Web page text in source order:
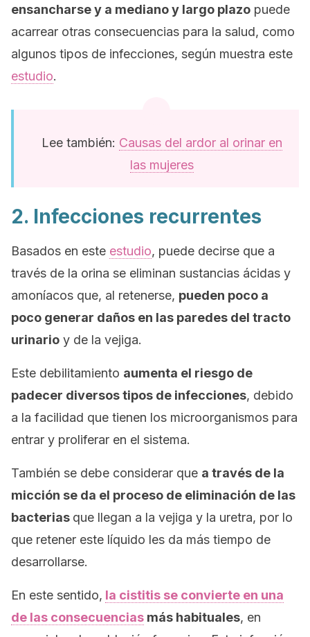
ensancharse y a mediano y largo plazo puede
acarrear otras consecuencias para la salud, como
algunos tipos de infecciones, según muestra este
estudio.
Lee también: Causas del ardor al orinar en
las mujeres
2. Infecciones recurrentes
Basados en este estudio, puede decirse que a
través de la orina se eliminan sustancias ácidas y
amoníacos que, al retenerse, pueden poco a
poco generar daños en las paredes del tracto
urinario y de la vejiga.
Este debilitamiento aumenta el riesgo de
padecer diversos tipos de infecciones, debido
a la facilidad que tienen los microorganismos para
entrar y proliferar en el sistema.
También se debe considerar que a través de la
micción se da el proceso de eliminación de las
bacterias que llegan a la vejiga y la uretra, por lo
que retener este líquido les da más tiempo de
desarrollarse.
En este sentido, la cistitis se convierte en una
de las consecuencias más habituales, en